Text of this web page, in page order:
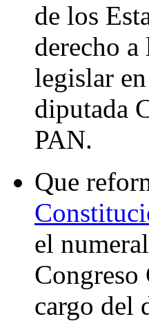
de los
derecho
legislar
diputada
PAN.
Que
el
Congreso
cargo del